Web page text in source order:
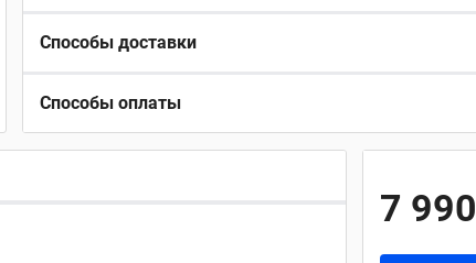
Способы доставки
Способы оплаты
7 990